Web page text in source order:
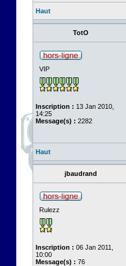
Haut
TotO
VIP
Inscription : 13 Jan 2010,
14:25
Message(s) : 2282
Haut
jbaudrand
Rulezz
Inscription : 06 Jan 2011,
10:00
Message(s) : 76